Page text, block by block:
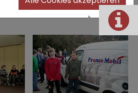
und Kultur zu